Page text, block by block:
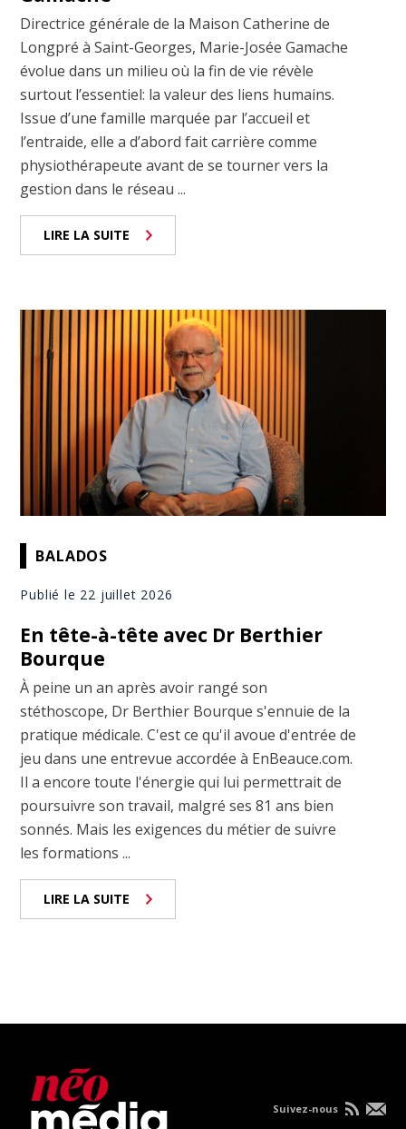
Directrice générale de la Maison Catherine de
Longpré à Saint-Georges, Marie-Josée Gamache
évolue dans un milieu où la fin de vie révèle
surtout l’essentiel: la valeur des liens humains.
Issue d’une famille marquée par l’accueil et
l’entraide, elle a d’abord fait carrière comme
physiothérapeute avant de se tourner vers la
gestion dans le réseau ...
LIRE LA SUITE
BALADOS
Publié le 22 juillet 2026
En tête-à-tête avec Dr Berthier
Bourque
À peine un an après avoir rangé son
stéthoscope, Dr Berthier Bourque s'ennuie de la
pratique médicale. C'est ce qu'il avoue d'entrée de
jeu dans une entrevue accordée à EnBeauce.com.
Il a encore toute l'énergie qui lui permettrait de
poursuivre son travail, malgré ses 81 ans bien
sonnés. Mais les exigences du métier de suivre
les formations ...
LIRE LA SUITE
Suivez-nous